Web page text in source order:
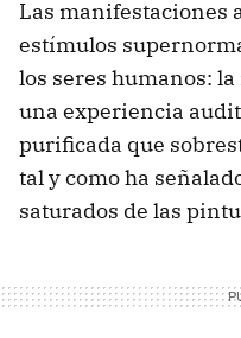
Las manifestaciones
estímulos
los seres humanos:
una experiencia
purificada que
tal y como ha
saturados de las